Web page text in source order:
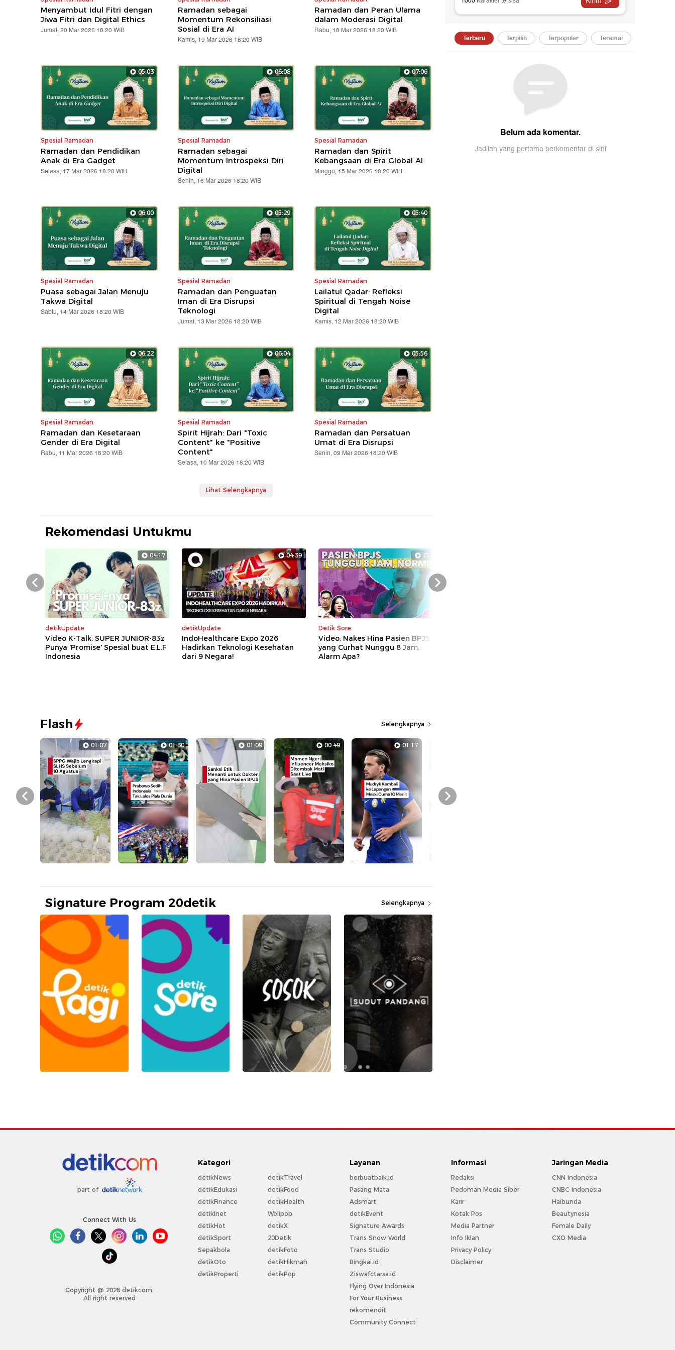
Menyambut Idul Fitri dengan
Jiwa Fitri dan Digital Ethics
Jumat, 20 Mar 2026 18:20 WIB
Ramadan sebagai
Momentum Rekonsiliasi
Sosial di Era AI
Kamis, 19 Mar 2026 18:20 WIB
Ramadan dan Peran Ulama
dalam Moderasi Digital
Rabu, 18 Mar 2026 18:20 WIB
05:03
Spesial Ramadan
Ramadan dan Pendidikan
Anak di Era Gadget
Selasa, 17 Mar 2026 18:20 WIB
06:08
Spesial Ramadan
Ramadan sebagai
Momentum Introspeksi Diri
Digital
Senin, 16 Mar 2026 18:20 WIB
07:06
Spesial Ramadan
Ramadan dan Spirit
Kebangsaan di Era Global AI
Minggu, 15 Mar 2026 18:20 WIB
06:00
Spesial Ramadan
Puasa sebagai Jalan Menuju
Takwa Digital
Sabtu, 14 Mar 2026 18:20 WIB
05:29
Spesial Ramadan
Ramadan dan Penguatan
Iman di Era Disrupsi
Teknologi
Jumat, 13 Mar 2026 18:20 WIB
05:40
Spesial Ramadan
Lailatul Qadar: Refleksi
Spiritual di Tengah Noise
Digital
Kamis, 12 Mar 2026 18:20 WIB
06:22
Spesial Ramadan
Ramadan dan Kesetaraan
Gender di Era Digital
Rabu, 11 Mar 2026 18:20 WIB
06:04
Spesial Ramadan
Spirit Hijrah: Dari "Toxic
Content" ke "Positive
Content"
Selasa, 10 Mar 2026 18:20 WIB
05:56
Spesial Ramadan
Ramadan dan Persatuan
Umat di Era Disrupsi
Senin, 09 Mar 2026 18:20 WIB
Lihat Selengkapnya
Rekomendasi Untukmu
04:17
detikUpdate
Video K-Talk: SUPER JUNIOR-83z
Punya 'Promise' Spesial buat E.L.F
Indonesia
04:39
detikUpdate
IndoHealthcare Expo 2026
Hadirkan Teknologi Kesehatan
dari 9 Negara!
21:17
Detik Sore
Video: Nakes Hina Pasien BPJS
yang Curhat Nunggu 8 Jam,
Alarm Apa?
Prev Next
Flash Selengkapnya
01:07 01:30 01:09 00:49 01:17
Prev Next
Signature Program 20detik Selengkapnya
part of
Connect With Us
Copyright @ 2026 detikcom.
All right reserved
Kategori
detikNews
detikEdukasi
detikFinance
detikInet
detikHot
detikSport
Sepakbola
detikOto
detikProperti
detikTravel
detikFood
detikHealth
Wolipop
detikX
20Detik
detikFoto
detikHikmah
detikPop
Layanan
berbuatbaik.id
Pasang Mata
Adsmart
detikEvent
Signature Awards
Trans Snow World
Trans Studio
Bingkai.id
Ziswafctarsa.id
Flying Over Indonesia
For Your Business
rekomendit
Community Connect
Informasi
Redaksi
Pedoman Media Siber
Karir
Kotak Pos
Media Partner
Info Iklan
Privacy Policy
Disclaimer
Jaringan Media
CNN Indonesia
CNBC Indonesia
Haibunda
Beautynesia
Female Daily
CXO Media